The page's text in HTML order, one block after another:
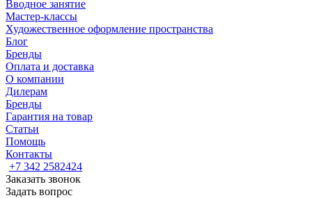
Вводное занятие
Мастер-классы
Художественное оформление пространства
Блог
Бренды
Оплата и доставка
О компании
Дилерам
Бренды
Гарантия на товар
Статьи
Помощь
Контакты
+7 342 2582424
Заказать звонок
Задать вопрос